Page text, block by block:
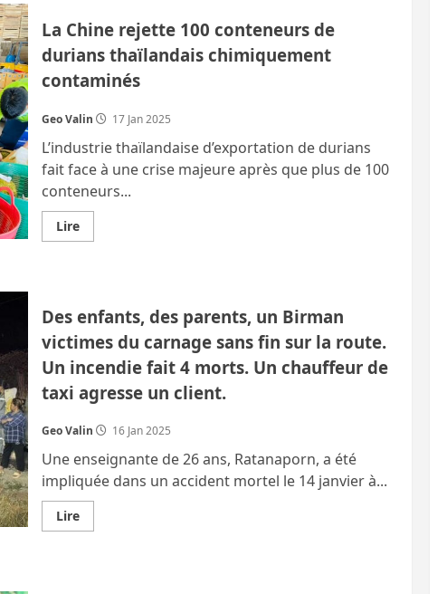
embouteillages
à
Bangkok…
selon
la
municipalité
La Chine rejette 100 conteneurs de
durians thaïlandais chimiquement
contaminés
Geo Valin 17 Jan 2025
L’industrie thaïlandaise d’exportation de durians
fait face à une crise majeure après que plus de 100
conteneurs...
LireEn
savoir
100
conteneurs
de
durians
thaïlandais
chimiquement
contaminés
Des enfants, des parents, un Birman
victimes du carnage sans fin sur la route.
Un incendie fait 4 morts. Un chauffeur de
taxi agresse un client.
Geo Valin 16 Jan 2025
Une enseignante de 26 ans, Ratanaporn, a été
impliquée dans un accident mortel le 14 janvier à...
LireEn
savoir